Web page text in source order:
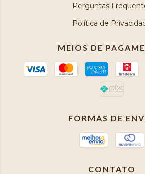
Perguntas
Política de
MEIOS DE
FORMAS DE
CONTATO